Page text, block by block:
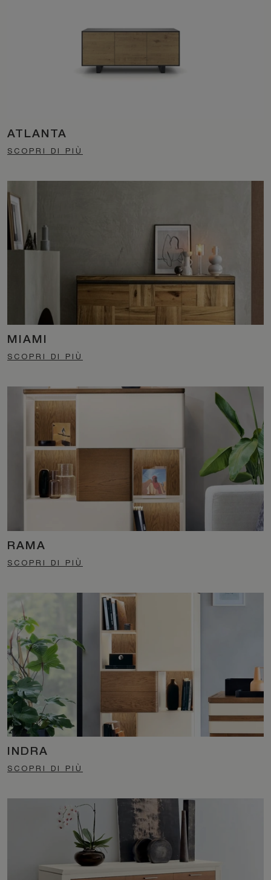
ATLANTA
SCOPRI DI PIÙ
MIAMI
SCOPRI DI PIÙ
RAMA
SCOPRI DI PIÙ
INDRA
SCOPRI DI PIÙ